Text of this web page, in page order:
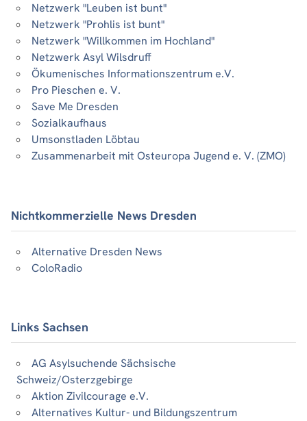
Netzwerk "Leuben ist bunt"
Netzwerk "Prohlis ist bunt"
Netzwerk "Willkommen im Hochland"
Netzwerk Asyl Wilsdruff
Ökumenisches Informationszentrum e.V.
Pro Pieschen e. V.
Save Me Dresden
Sozialkaufhaus
Umsonstladen Löbtau
Zusammenarbeit mit Osteuropa Jugend e. V. (ZMO)
Nichtkommerzielle News Dresden
Alternative Dresden News
ColoRadio
Links Sachsen
AG Asylsuchende Sächsische
Schweiz/Osterzgebirge
Aktion Zivilcourage e.V.
Alternatives Kultur- und Bildungszentrum